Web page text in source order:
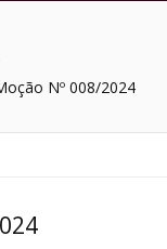
Nº 008/2024